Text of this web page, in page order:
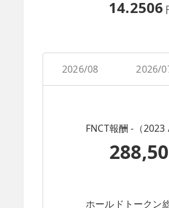
14.2506
2026/08 2026/
FNCT報酬 -（2023 /
ホールドトークン